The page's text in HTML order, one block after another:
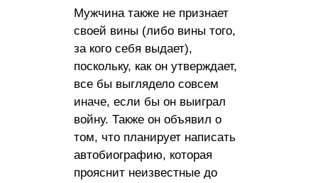
Мужчина также не признает
своей вины (либо вины того,
за кого себя выдает),
поскольку, как он утверждает,
все бы выглядело совсем
иначе, если бы он выиграл
войну. Также он объявил о
том, что планирует написать
автобиографию, которая
прояснит неизвестные до